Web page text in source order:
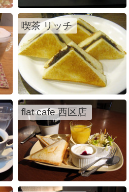
喫茶 リッチ
flat cafe 西区店